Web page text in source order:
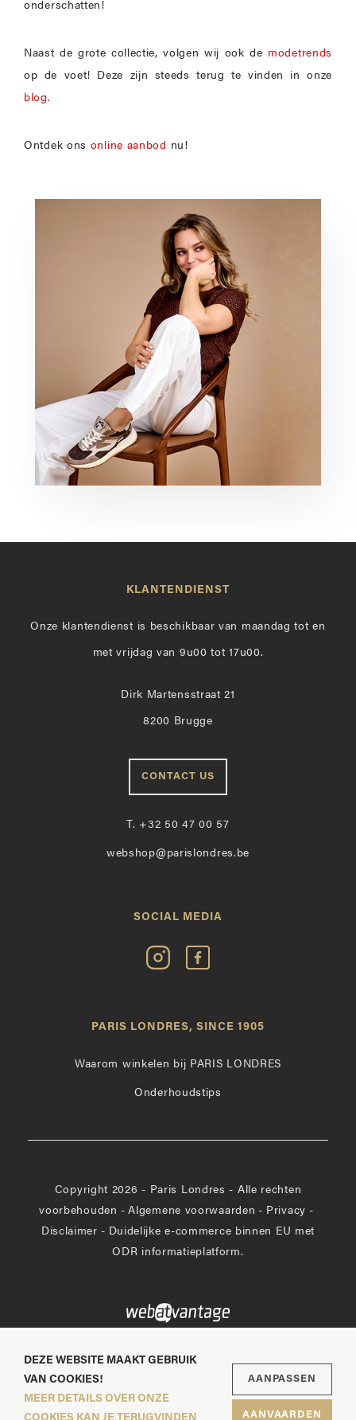
onderschatten!
Naast de grote collectie, volgen wij ook de modetrends
op de voet! Deze zijn steeds terug te vinden in onze
blog.
Ontdek ons online aanbod nu!
KLANTENDIENST
Onze klantendienst is beschikbaar van maandag tot en
met vrijdag van 9u00 tot 17u00.
Dirk Martensstraat 21
8200 Brugge
CONTACT US
T. +32 50 47 00 57
webshop@parislondres.be
SOCIAL MEDIA
Volg
Paris
Instagram
Vind
op
PARIS LONDRES, SINCE 1905
Waarom winkelen bij PARIS LONDRES
Onderhoudstips
Copyright 2026 - Paris Londres - Alle rechten
voorbehouden - Algemene voorwaarden - Privacy -
Disclaimer - Duidelijke e-commerce binnen EU met
ODR informatieplatform.
DEZE WEBSITE MAAKT GEBRUIK
VAN COOKIES!
MEER DETAILS OVER ONZE
AANPASSEN
AANVAARDEN